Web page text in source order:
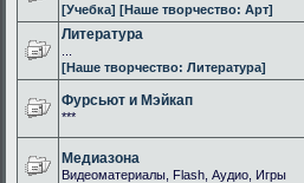
[Учебка] [Наше творчество: Арт]
Литература
[Наше творчество: Литература]
Фурсьют и Мэйкап
***
Медиазона
Видеоматериалы, Flash, Аудио, Игры